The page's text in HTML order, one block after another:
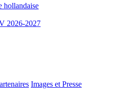
hollandaise
2026-2027
Images et Presse